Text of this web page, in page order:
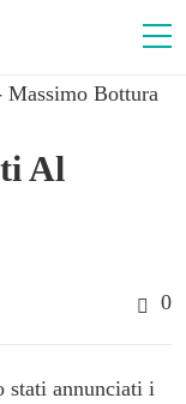
Al
0
stati annunciati i